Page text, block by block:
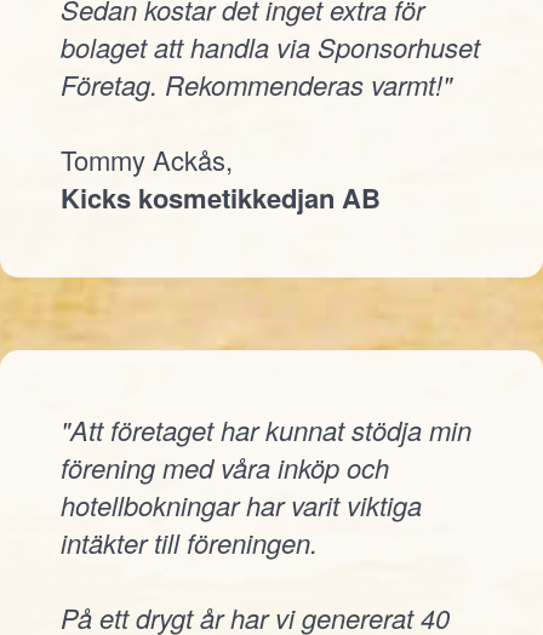
Sedan kostar det inget extra för
bolaget att handla via Sponsorhuset
Företag. Rekommenderas varmt!"
Tommy Ackås,
Kicks kosmetikkedjan AB
"Att företaget har kunnat stödja min
förening med våra inköp och
hotellbokningar har varit viktiga
intäkter till föreningen.
På ett drygt år har vi genererat 40